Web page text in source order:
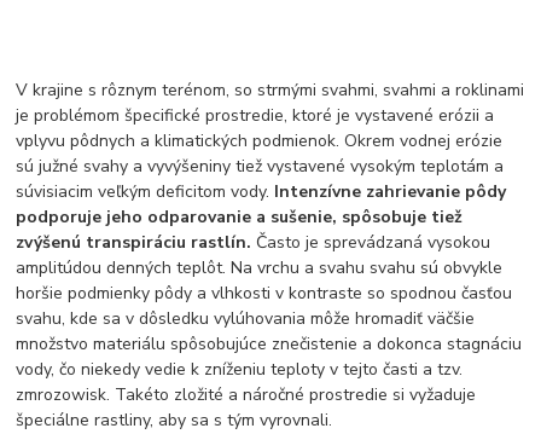
čalúnená textília
Poťahové látky
Poťahové látky na nábytok
Provence
Usporiadanie obývacej izby Nábytok Boxy a obedáre
V krajine s rôznym terénom, so strmými svahmi, svahmi a roklinami
je problémom špecifické prostredie, ktoré je vystavené erózii a
vplyvu pôdnych a klimatických podmienok. Okrem vodnej erózie
sú južné svahy a vyvýšeniny tiež vystavené vysokým teplotám a
súvisiacim veľkým deficitom vody. Intenzívne zahrievanie pôdy
podporuje jeho odparovanie a sušenie, spôsobuje tiež
zvýšenú transpiráciu rastlín. Často je sprevádzaná vysokou
amplitúdou denných teplôt. Na vrchu a svahu svahu sú obvykle
horšie podmienky pôdy a vlhkosti v kontraste so spodnou časťou
svahu, kde sa v dôsledku vylúhovania môže hromadiť väčšie
množstvo materiálu spôsobujúce znečistenie a dokonca stagnáciu
vody, čo niekedy vedie k zníženiu teploty v tejto časti a tzv.
zmrozowisk. Takéto zložité a náročné prostredie si vyžaduje
špeciálne rastliny, aby sa s tým vyrovnali.